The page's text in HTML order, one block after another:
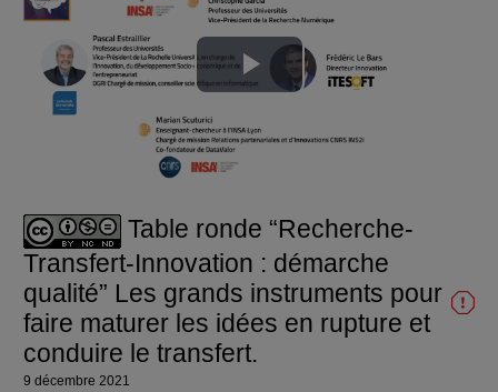
Lire
la
Table ronde “Recherche-
Transfert-Innovation : démarche
qualité” Les grands instruments pour
faire maturer les idées en rupture et
conduire le transfert.
9 décembre 2021